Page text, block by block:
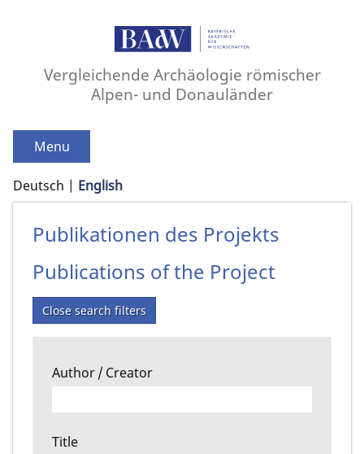
Vergleichende Archäologie römischer
Alpen- und Donauländer
Menu
Deutsch English
Publikationen des Projekts
Publications of the Project
Close search filters
Author / Creator
Title